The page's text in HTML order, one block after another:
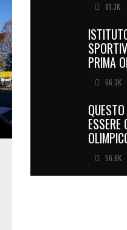
81.3K
PRIMA
66.3K
56.6K